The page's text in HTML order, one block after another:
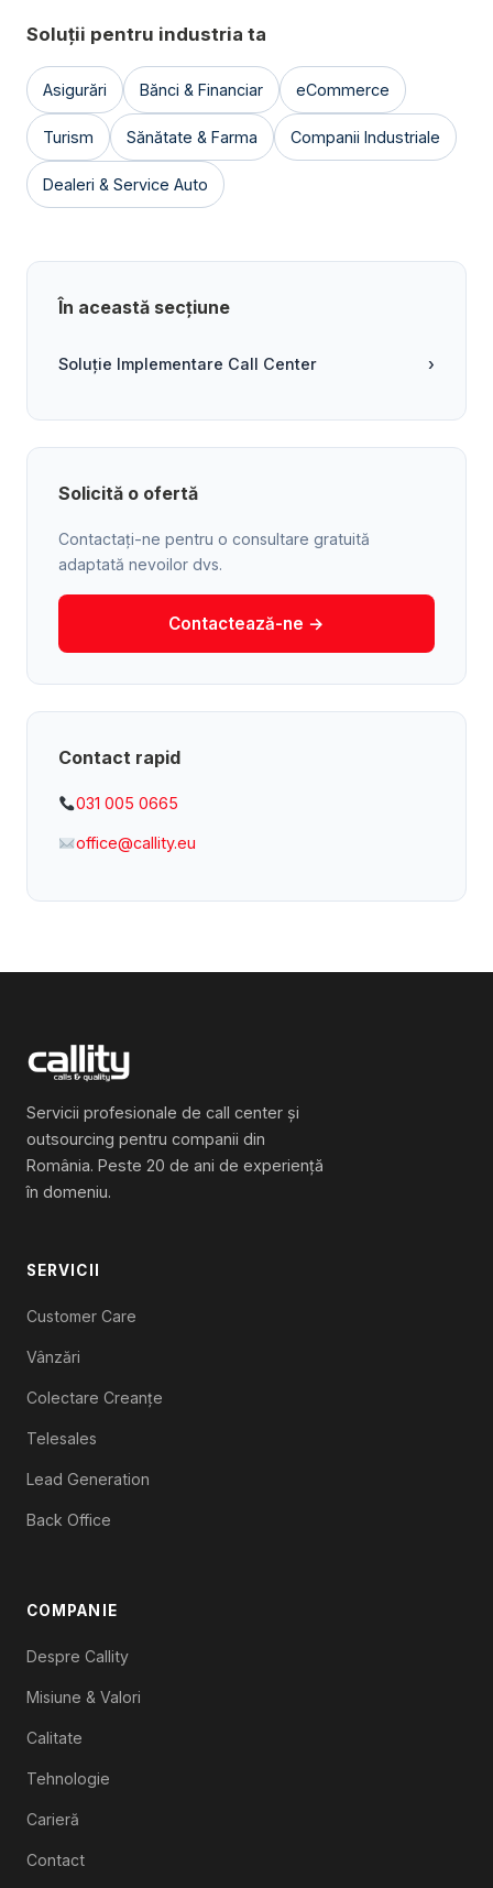
Soluții pentru industria ta
Asigurări Bănci & Financiar eCommerce
Turism Sănătate & Farma Companii Industriale
Dealeri & Service Auto
În această secțiune
Soluție Implementare Call Center ›
Solicită o ofertă
Contactați-ne pentru o consultare gratuită
adaptată nevoilor dvs.
Contactează-ne →
Contact rapid
031 005 0665
office@callity.eu
Servicii profesionale de call center și
outsourcing pentru companii din
România. Peste 20 de ani de experiență
în domeniu.
SERVICII
Customer Care
Vânzări
Colectare Creanțe
Telesales
Lead Generation
Back Office
COMPANIE
Despre Callity
Misiune & Valori
Calitate
Tehnologie
Carieră
Contact